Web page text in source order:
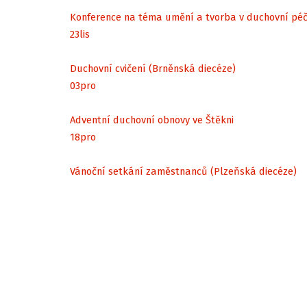
Konference na téma umění a tvorba v duchovní
23lis
Duchovní cvičení (Brněnská diecéze)
03pro
Adventní duchovní obnovy ve Štěkni
18pro
Vánoční setkání zaměstnanců (Plzeňská diecéze)